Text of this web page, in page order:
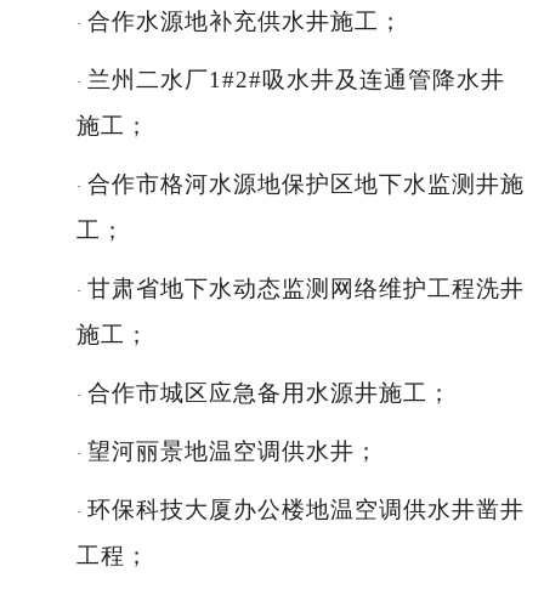
· 合作水源地补充供水井施工；
· 兰州二水厂1#2#吸水井及连通管降水井
施工；
· 合作市格河水源地保护区地下水监测井施
工；
· 甘肃省地下水动态监测网络维护工程洗井
施工；
· 合作市城区应急备用水源井施工；
· 望河丽景地温空调供水井；
· 环保科技大厦办公楼地温空调供水井凿井
工程；